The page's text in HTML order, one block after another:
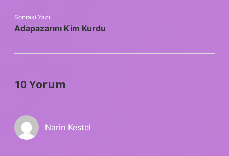
Sonraki Yazı
Adapazarını Kim Kurdu
10 Yorum
Narin Kestel